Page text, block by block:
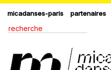
micadanses-paris partenaires